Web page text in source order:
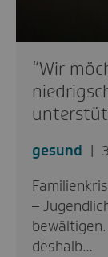
“Wir
gesund
–
deshalb…